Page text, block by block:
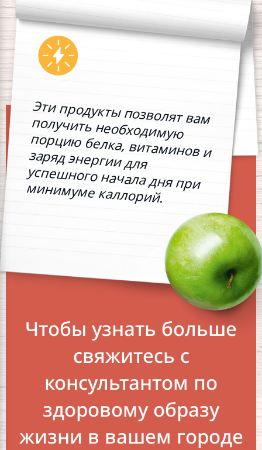
Эти продукты позволят вам
получить необходимую
порцию белка, витаминов и
заряд энергии для
успешного начала дня при
минимуме каллорий.
Чтобы узнать больше
свяжитесь с
консультантом по
здоровому образу
жизни в вашем городе